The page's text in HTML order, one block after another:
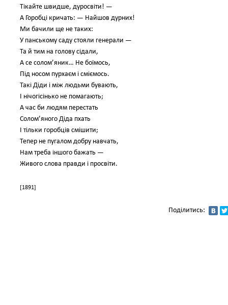
Тікайте швидше, дуросвіти! —
А Горобці кричать: — Найшов дурних!
Ми бачили ще не таких:
У панському саду стояли генерали —
Та й тим на голову сідали,
А се солом’яник… Не боїмось,
Під носом пурхаєм і сміємось.
Такі Діди і між людьми бувають,
І нічогісінько не помагають;
А час би людям перестать
Солом’яного Діда пхать
І тільки горобців смішити;
Тепер не пугалом добру навчать,
Нам треба іншого бажать —
Живого слова правди і просвіти.
[1891]
Поділитись: